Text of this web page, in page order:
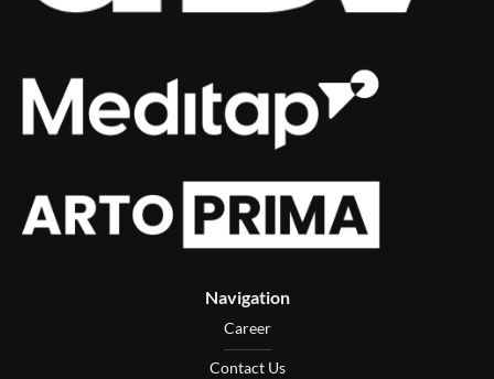
Navigation
Career
Contact Us